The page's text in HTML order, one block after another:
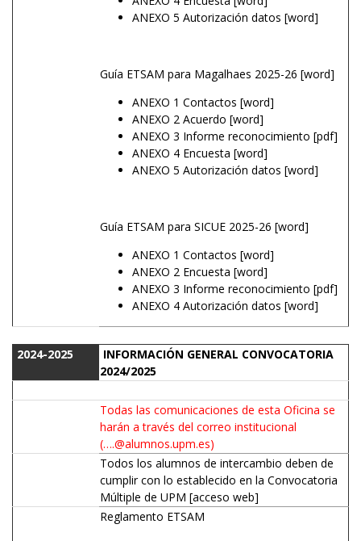
ANEXO 5 Autorización datos [word]
Guía ETSAM para Magalhaes 2025-26 [word]
ANEXO 1 Contactos [word]
ANEXO 2 Acuerdo [word]
ANEXO 3 Informe reconocimiento [pdf]
ANEXO 4 Encuesta [word]
ANEXO 5 Autorización datos [word]
Guía ETSAM para SICUE 2025-26 [word]
ANEXO 1 Contactos [word]
ANEXO 2 Encuesta [word]
ANEXO 3 Informe reconocimiento [pdf]
ANEXO 4 Autorización datos [word]
2024-2025
INFORMACIÓN GENERAL CONVOCATORIA
2024/2025
Todas las comunicaciones de esta Oficina se
harán a través del correo institucional
(….@alumnos.upm.es)
Todos los alumnos de intercambio deben de
cumplir con lo establecido en la Convocatoria
Múltiple de UPM [acceso web]
Reglamento ETSAM